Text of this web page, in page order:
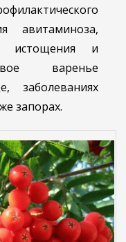
авитаминоза,
истощения и
варенье
заболеваниях
запорах.